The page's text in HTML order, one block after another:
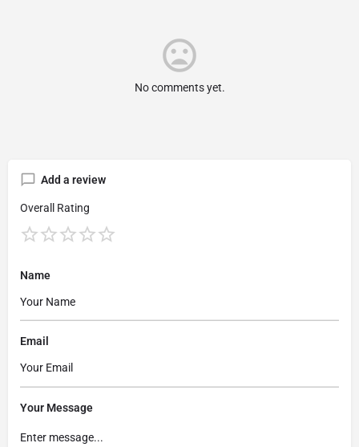
No comments yet.
Add a review
Overall Rating
Name
Email
Your Message